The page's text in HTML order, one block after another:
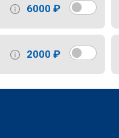
6000 ₽
2000 ₽